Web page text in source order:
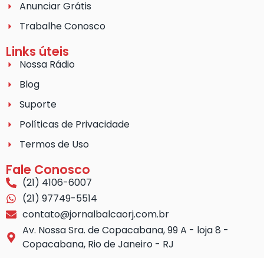
Anunciar Grátis
Trabalhe Conosco
Links úteis
Nossa Rádio
Blog
Suporte
Políticas de Privacidade
Termos de Uso
Fale Conosco
(21) 4106-6007
(21) 97749-5514
contato@jornalbalcaorj.com.br
Av. Nossa Sra. de Copacabana, 99 A - loja 8 -
Copacabana, Rio de Janeiro - RJ